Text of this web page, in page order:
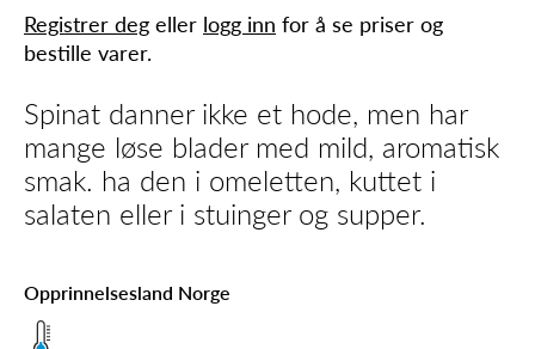
Registrer deg eller logg inn for å se priser og
bestille varer.
Spinat danner ikke et hode, men har
mange løse blader med mild, aromatisk
smak. ha den i omeletten, kuttet i
salaten eller i stuinger og supper.
Opprinnelsesland Norge